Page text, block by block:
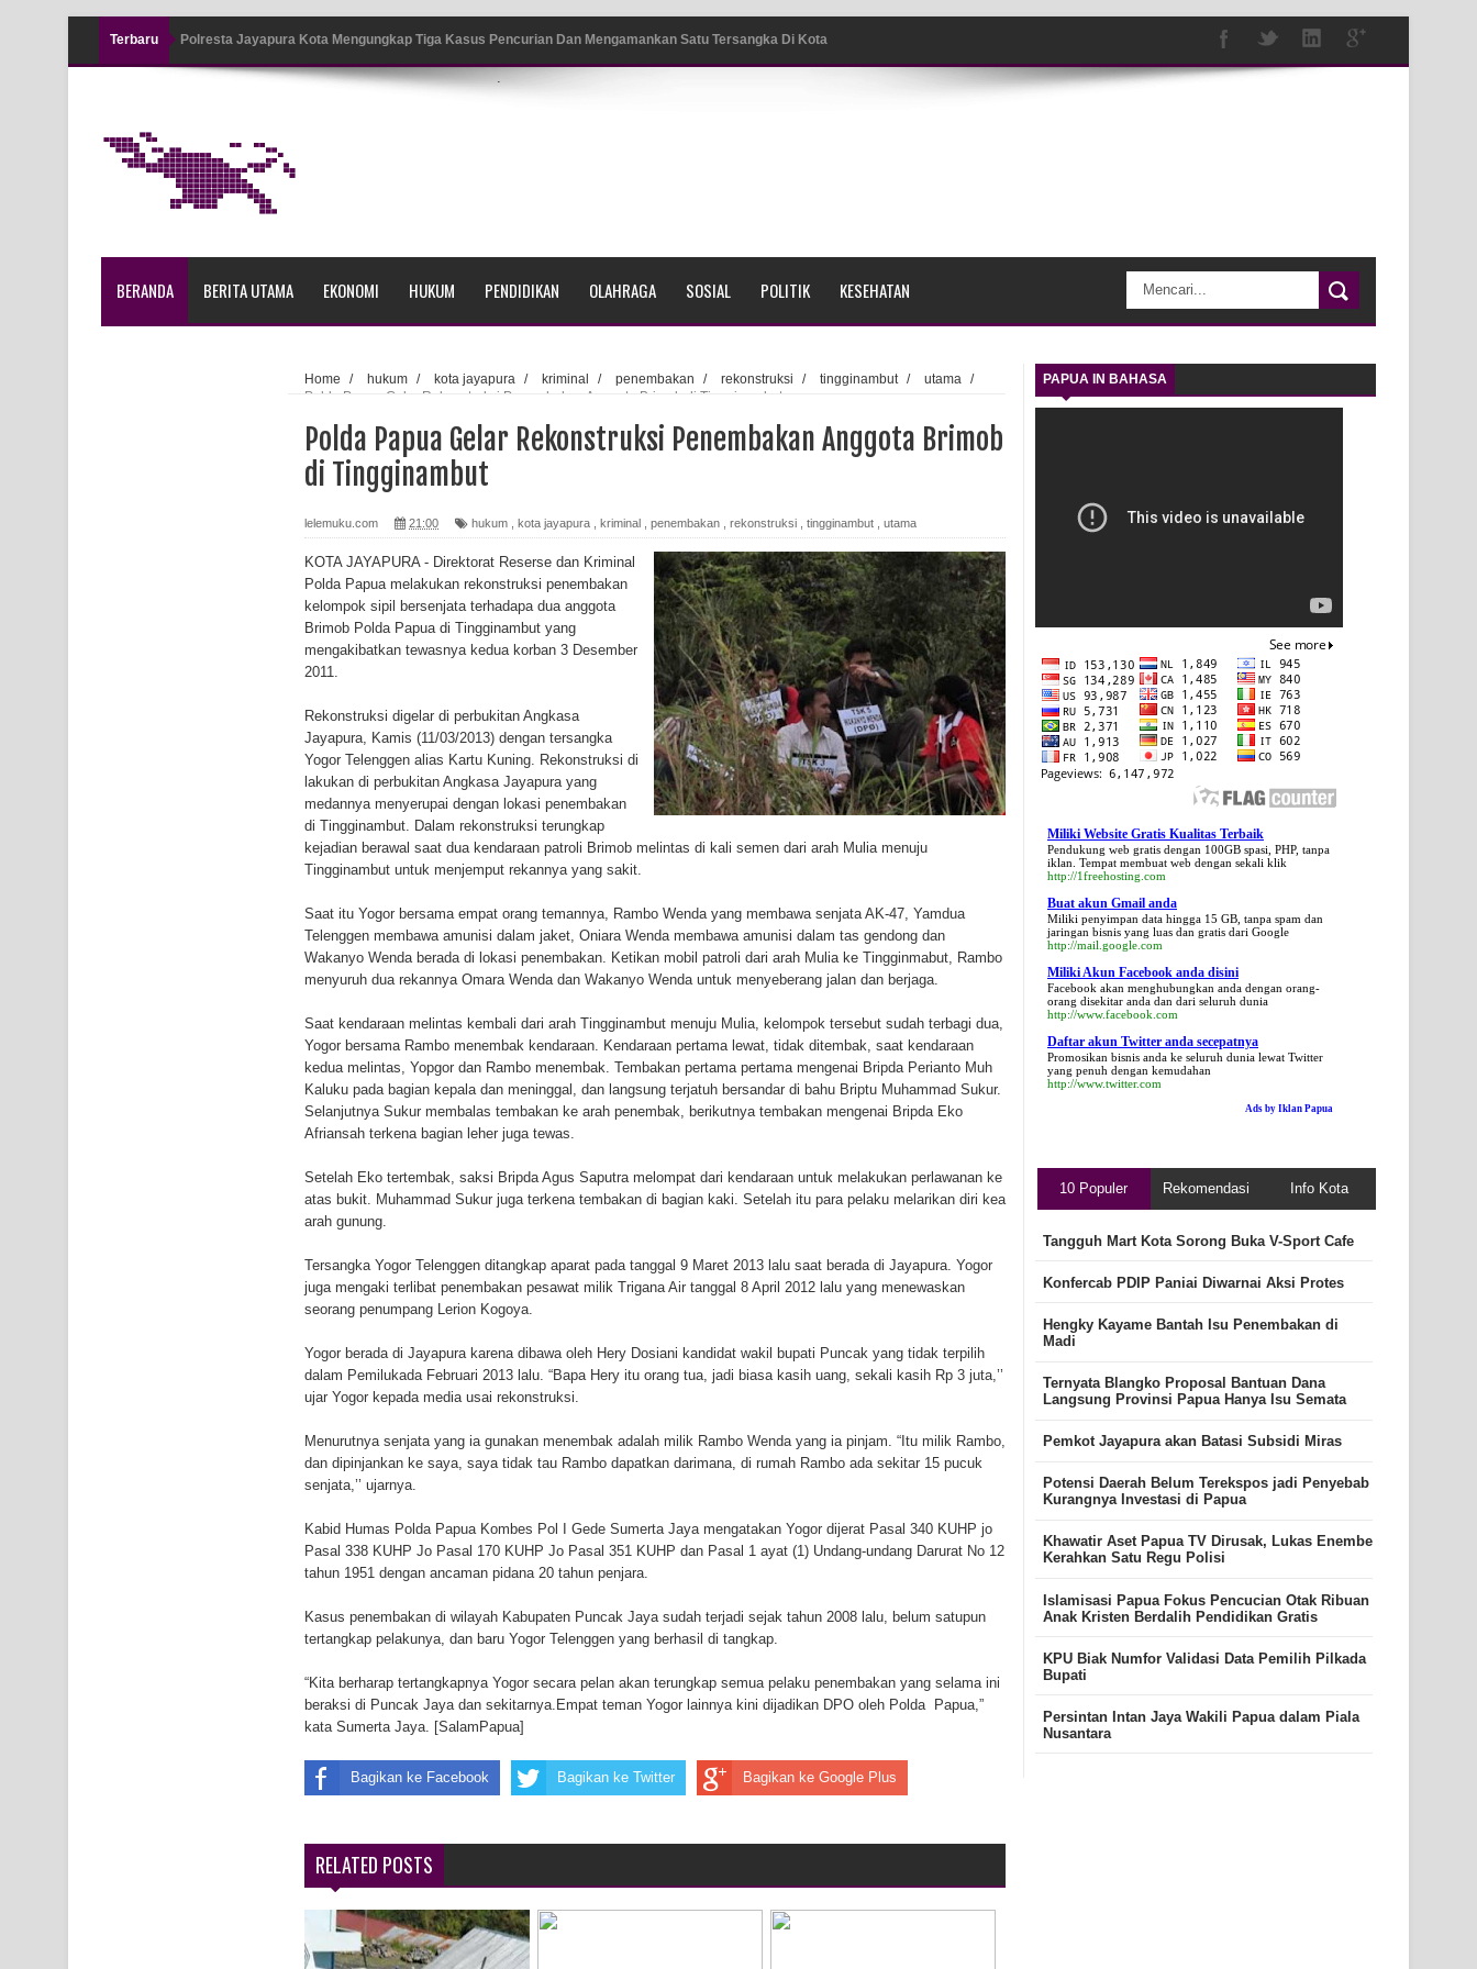
Terbaru Polresta Jayapura Kota Mengungkap Tiga Kasus Pencurian Dan Mengamankan Satu Tersangka Di Kota
Kapolresta Jayapura Kota Mengapresiasi Antusiasme Warga Saat Nonton Bareng Final Piala Dunia 2026 di
Lima Rumah Pribadi Terbakar Di Hamadi Jayapura Selatan
Polres Jayapura Terima Laporan Hilangnya Agustina Ester Bonsapia
Marthen Medlama Sebut Pemprov Papua Siapkan 1000 Kuota Beasiswa Mace
BRI Region 18 Jayapura Salurkan Bantuan CSR untuk RS Bhayangkara Polda Papua pada Peringatan Hari
Indonesia Turns Remote Papua Frontier into National Food Belt with Mechanized Rice Expansion
Mentan Tinjau Program Cetak Sawah dan Penanaman Padi di Merauke
Mantan Sekda Jayawijaya Jadi Tersangka Kasus Korupsi Jalan Lingkar
Papuan Artisans Take Center Stage at Indonesia's National Craft Anniversary in Makassar
Presenter TVRI Papua Barat Yanto Idorway Masih Hilang
Pencarian Hari Keenam Korban Hanyut di Air Terjun Memti Belum Hasil, Polisi Periksa Saksi dan Kerahkan
.
BERANDA BERITA UTAMA EKONOMI HUKUM PENDIDIKAN OLAHRAGA SOSIAL POLITIK KESEHATAN
Home / hukum / kota jayapura / kriminal / penembakan / rekonstruksi / tingginambut / utama
/
Polda Papua Gelar Rekonstruksi Penembakan Anggota Brimob di Tingginambut
Polda Papua Gelar Rekonstruksi Penembakan Anggota Brimob
di Tingginambut
lelemuku.com 21:00 hukum kota jayapura kriminal penembakan rekonstruksi tingginambut utama
KOTA JAYAPURA - Direktorat Reserse dan Kriminal
Polda Papua melakukan rekonstruksi penembakan
kelompok sipil bersenjata terhadapa dua anggota
Brimob Polda Papua di Tingginambut yang
mengakibatkan tewasnya kedua korban 3 Desember
2011.
Rekonstruksi digelar di perbukitan Angkasa
Jayapura, Kamis (11/03/2013) dengan tersangka
Yogor Telenggen alias Kartu Kuning. Rekonstruksi di
lakukan di perbukitan Angkasa Jayapura yang
medannya menyerupai dengan lokasi penembakan
di Tingginambut. Dalam rekonstruksi terungkap
kejadian berawal saat dua kendaraan patroli Brimob melintas di kali semen dari arah Mulia menuju
Tingginambut untuk menjemput rekannya yang sakit.
Saat itu Yogor bersama empat orang temannya, Rambo Wenda yang membawa senjata AK-47, Yamdua
Telenggen membawa amunisi dalam jaket, Oniara Wenda membawa amunisi dalam tas gendong dan
Wakanyo Wenda berada di lokasi penembakan. Ketikan mobil patroli dari arah Mulia ke Tingginmabut, Rambo
menyuruh dua rekannya Omara Wenda dan Wakanyo Wenda untuk menyeberang jalan dan berjaga.
Saat kendaraan melintas kembali dari arah Tingginambut menuju Mulia, kelompok tersebut sudah terbagi dua,
Yogor bersama Rambo menembak kendaraan. Kendaraan pertama lewat, tidak ditembak, saat kendaraan
kedua melintas, Yopgor dan Rambo menembak. Tembakan pertama pertama mengenai Bripda Perianto Muh
Kaluku pada bagian kepala dan meninggal, dan langsung terjatuh bersandar di bahu Briptu Muhammad Sukur.
Selanjutnya Sukur membalas tembakan ke arah penembak, berikutnya tembakan mengenai Bripda Eko
Afriansah terkena bagian leher juga tewas.
Setelah Eko tertembak, saksi Bripda Agus Saputra melompat dari kendaraan untuk melakukan perlawanan ke
atas bukit. Muhammad Sukur juga terkena tembakan di bagian kaki. Setelah itu para pelaku melarikan diri kea
arah gunung.
Tersangka Yogor Telenggen ditangkap aparat pada tanggal 9 Maret 2013 lalu saat berada di Jayapura. Yogor
juga mengaki terlibat penembakan pesawat milik Trigana Air tanggal 8 April 2012 lalu yang menewaskan
seorang penumpang Lerion Kogoya.
Yogor berada di Jayapura karena dibawa oleh Hery Dosiani kandidat wakil bupati Puncak yang tidak terpilih
dalam Pemilukada Februari 2013 lalu. “Bapa Hery itu orang tua, jadi biasa kasih uang, sekali kasih Rp 3 juta,’’
ujar Yogor kepada media usai rekonstruksi.
Menurutnya senjata yang ia gunakan menembak adalah milik Rambo Wenda yang ia pinjam. “Itu milik Rambo,
dan dipinjankan ke saya, saya tidak tau Rambo dapatkan darimana, di rumah Rambo ada sekitar 15 pucuk
senjata,’’ ujarnya.
Kabid Humas Polda Papua Kombes Pol I Gede Sumerta Jaya mengatakan Yogor dijerat Pasal 340 KUHP jo
Pasal 338 KUHP Jo Pasal 170 KUHP Jo Pasal 351 KUHP dan Pasal 1 ayat (1) Undang-undang Darurat No 12
tahun 1951 dengan ancaman pidana 20 tahun penjara.
Kasus penembakan di wilayah Kabupaten Puncak Jaya sudah terjadi sejak tahun 2008 lalu, belum satupun
tertangkap pelakunya, dan baru Yogor Telenggen yang berhasil di tangkap.
“Kita berharap tertangkapnya Yogor secara pelan akan terungkap semua pelaku penembakan yang selama ini
beraksi di Puncak Jaya dan sekitarnya.Empat teman Yogor lainnya kini dijadikan DPO oleh Polda Papua,”
kata Sumerta Jaya. [SalamPapua]
Bagikan ke Facebook Bagikan ke Twitter Bagikan ke Google Plus
RELATED POSTS
PAPUA IN BAHASA
Miliki Website Gratis Kualitas Terbaik
Pendukung web gratis dengan 100GB spasi, PHP, tanpa
iklan. Tempat membuat web dengan sekali klik
http://1freehosting.com
Buat akun Gmail anda
Miliki penyimpan data hingga 15 GB, tanpa spam dan
jaringan bisnis yang luas dan gratis dari Google
http://mail.google.com
Miliki Akun Facebook anda disini
Facebook akan menghubungkan anda dengan orang-
orang disekitar anda dan dari seluruh dunia
http://www.facebook.com
Daftar akun Twitter anda secepatnya
Promosikan bisnis anda ke seluruh dunia lewat Twitter
yang penuh dengan kemudahan
http://www.twitter.com
Ads by Iklan Papua
10 Populer Rekomendasi Info Kota
Tangguh Mart Kota Sorong Buka V-Sport Cafe
Konfercab PDIP Paniai Diwarnai Aksi Protes
Hengky Kayame Bantah Isu Penembakan di
Madi
Ternyata Blangko Proposal Bantuan Dana
Langsung Provinsi Papua Hanya Isu Semata
Pemkot Jayapura akan Batasi Subsidi Miras
Potensi Daerah Belum Terekspos jadi Penyebab
Kurangnya Investasi di Papua
Khawatir Aset Papua TV Dirusak, Lukas Enembe
Kerahkan Satu Regu Polisi
Islamisasi Papua Fokus Pencucian Otak Ribuan
Anak Kristen Berdalih Pendidikan Gratis
KPU Biak Numfor Validasi Data Pemilih Pilkada
Bupati
Persintan Intan Jaya Wakili Papua dalam Piala
Nusantara